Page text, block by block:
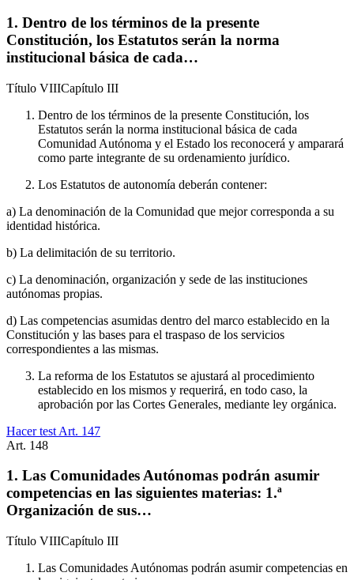
1. Dentro de los términos de la presente
Constitución, los Estatutos serán la norma
institucional básica de cada…
Título VIIICapítulo III
Dentro de los términos de la presente Constitución, los
Estatutos serán la norma institucional básica de cada
Comunidad Autónoma y el Estado los reconocerá y amparará
como parte integrante de su ordenamiento jurídico.
Los Estatutos de autonomía deberán contener:
a) La denominación de la Comunidad que mejor corresponda a su
identidad histórica.
b) La delimitación de su territorio.
c) La denominación, organización y sede de las instituciones
autónomas propias.
d) Las competencias asumidas dentro del marco establecido en la
Constitución y las bases para el traspaso de los servicios
correspondientes a las mismas.
La reforma de los Estatutos se ajustará al procedimiento
establecido en los mismos y requerirá, en todo caso, la
aprobación por las Cortes Generales, mediante ley orgánica.
Hacer test Art. 147
Art. 148
1. Las Comunidades Autónomas podrán asumir
competencias en las siguientes materias: 1.ª
Organización de sus…
Título VIIICapítulo III
Las Comunidades Autónomas podrán asumir competencias en